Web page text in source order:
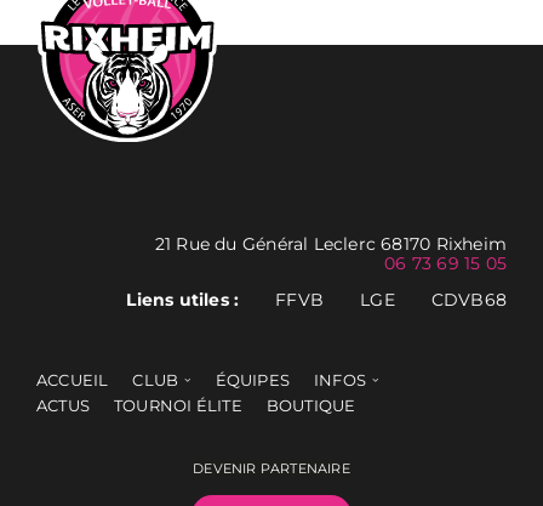
21 Rue du Général Leclerc 68170 Rixheim
06 73 69 15 05
Liens utiles :
FFVB LGE CDVB68
ACCUEIL CLUB ÉQUIPES
INFOS
ACTUS
TOURNOI ÉLITE BOUTIQUE
DEVENIR PARTENAIRE